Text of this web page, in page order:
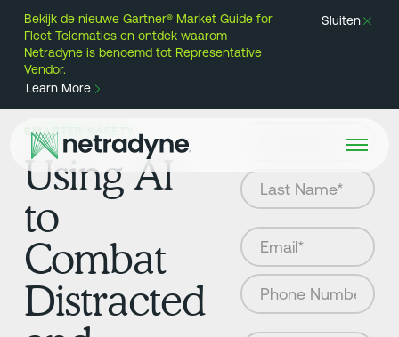
Bekijk de nieuwe Gartner® Market Guide for
Fleet Telematics en ontdek waarom
Netradyne is benoemd tot Representative
Vendor.
Learn More
Sluiten
SMARTER SAFETY
Using AI
to
Combat
Distracted